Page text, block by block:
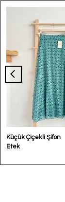
Küçük Çiçekli Şifon
Etek